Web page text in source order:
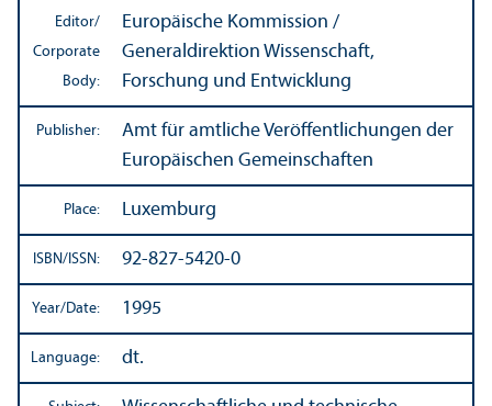
Editor/
Corporate
Body:
Europäische Kommission /
Generaldirektion Wissenschaft,
Forschung und Entwicklung
Publisher:
Amt für amtliche Veröffentlichungen der
Europäischen Gemeinschaften
Place: Luxemburg
ISBN/ISSN: 92-827-5420-0
Year/Date: 1995
Language: dt.